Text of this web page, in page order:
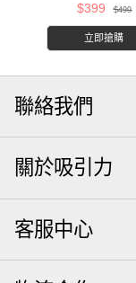
$399 $499
立即搶購
聯絡我們
關於吸引力
客服中心